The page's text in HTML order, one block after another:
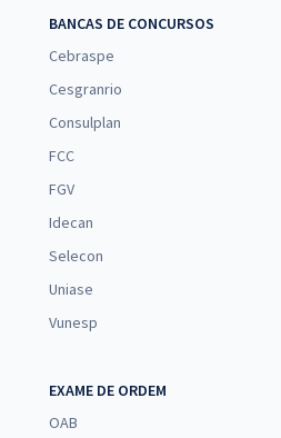
BANCAS DE CONCURSOS
Cebraspe
Cesgranrio
Consulplan
FCC
FGV
Idecan
Selecon
Uniase
Vunesp
EXAME DE ORDEM
OAB